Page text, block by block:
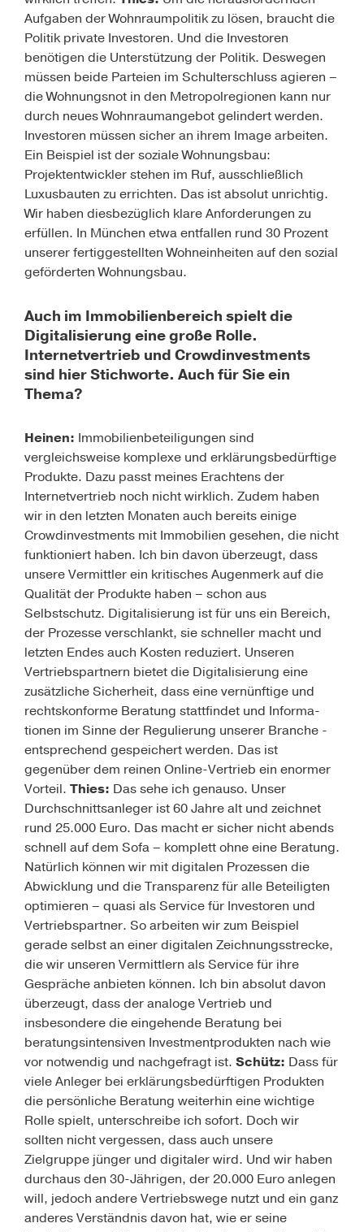
Aufgaben der Wohnraumpolitik zu lösen, braucht die
Politik private Investoren. Und die Investoren
benötigen die Unterstützung der Politik. Deswegen
müssen beide Parteien im Schulterschluss agieren –
die Wohnungsnot in den Metropolregionen kann nur
durch neues Wohnraumangebot gelindert werden.
Investoren müssen sicher an ihrem Image arbeiten.
Ein Beispiel ist der soziale Wohnungsbau:
Projektentwickler stehen im Ruf, ausschließlich
Luxusbauten zu errichten. Das ist absolut unrichtig.
Wir haben diesbezüglich klare Anforderungen zu
erfüllen. In München etwa entfallen rund 30 Prozent
unserer fertiggestellten Wohneinheiten auf den sozial
geförderten Wohnungsbau.
Auch im Immobilienbereich spielt die
Digitalisierung eine große Rolle.
Internetvertrieb und Crowdinvestments
sind hier Stichworte. Auch für Sie ein
Thema?
Heinen: Immobilienbeteiligungen sind
vergleichsweise komplexe und erklärungsbedürftige
Produkte. Dazu passt meines Erachtens der
Internetvertrieb noch nicht wirklich. Zudem haben
wir in den letzten Monaten auch bereits einige
Crowdinvestments mit Immobilien gesehen, die nicht
funktioniert haben. Ich bin davon überzeugt, dass
unsere Vermittler ein kritisches Augenmerk auf die
Qualität der Produkte haben – schon aus
Selbstschutz. Digitalisierung ist für uns ein Bereich,
der Prozesse verschlankt, sie schneller macht und
letzten Endes auch Kosten reduziert. Unseren
Vertriebspartnern bietet die Digitalisierung eine
zusätzliche Sicherheit, dass eine vernünftige und
rechtskonforme Beratung stattfindet und Informa­
tionen im Sinne der Regulierung unserer Branche ­
entsprechend gespeichert werden. Das ist
gegenüber dem reinen Online-Vertrieb ein enormer
Vorteil. Thies: Das sehe ich genauso. Unser
Durchschnittsanleger ist 60 Jahre alt und zeichnet
rund 25.000 Euro. Das macht er sicher nicht abends
schnell auf dem Sofa – komplett ohne eine Beratung.
Natürlich können wir mit digitalen Prozessen die
Abwicklung und die Transparenz für alle Beteiligten
optimieren – quasi als Service für Investoren und
Vertriebspartner. So arbeiten wir zum Beispiel
gerade selbst an einer digitalen Zeichnungsstrecke,
die wir unseren Vermittlern als Service für ihre
Gespräche anbieten können. Ich bin absolut davon
überzeugt, dass der analoge Vertrieb und
insbesondere die eingehende Beratung bei
beratungs­intensiven Investmentprodukten nach wie
vor notwendig und nachgefragt ist. Schütz: Dass für
viele Anleger bei erklärungsbedürftigen Produkten
die persönliche Beratung weiterhin eine wichtige
Rolle spielt, unterschreibe ich sofort. Doch wir
sollten nicht vergessen, dass auch unsere
Zielgruppe jünger und digitaler wird. Und wir haben
durchaus den 30-Jährigen, der 20.000 Euro anlegen
will, jedoch andere Vertriebswege nutzt und ein ganz
anderes Verständnis davon hat, wie er seine